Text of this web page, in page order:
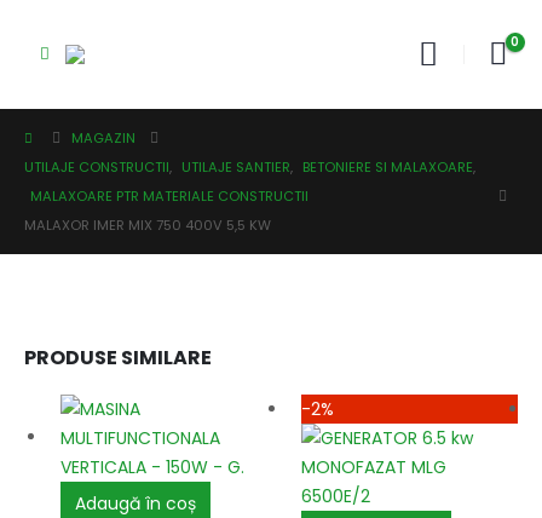
0
MAGAZIN
UTILAJE CONSTRUCTII, UTILAJE SANTIER, BETONIERE SI MALAXOARE,
MALAXOARE PTR MATERIALE CONSTRUCTII
MALAXOR IMER MIX 750 400V 5,5 KW
PRODUSE SIMILARE
Adaugă în coș
-2%